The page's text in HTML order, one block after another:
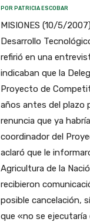
POR PATRICIA ESCOBAR
MISIONES (10/5/
Desarrollo
refirió en una
indicaban que la
Proyecto de
años antes del plazo
renuncia que ya
coordinador del
aclaró que le
Agricultura de la
recibieron
posible cancelación,
que «no se ejecutaría